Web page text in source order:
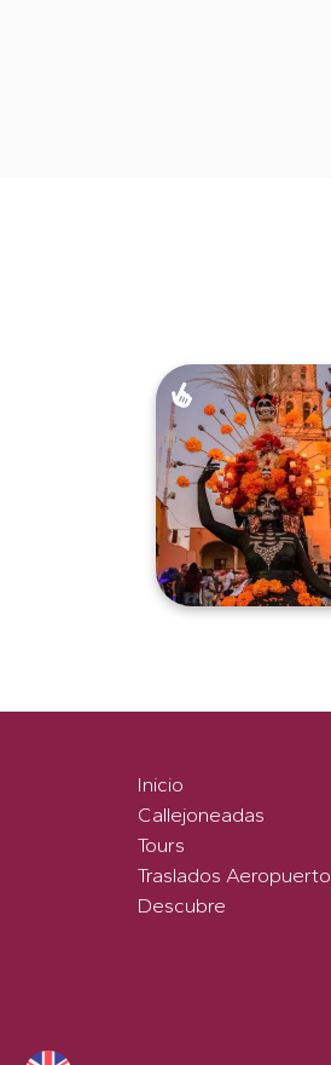
Inicio
Callejoneadas
Tours
Traslados Aeropuerto
Descubre